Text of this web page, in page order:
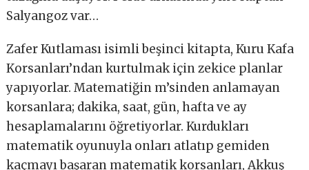
Salyangoz var…
Zafer Kutlaması isimli beşinci kitapta, Kuru Kafa
Korsanları’ndan kurtulmak için zekice planlar
yapıyorlar. Matematiğin m’sinden anlamayan
korsanlara; dakika, saat, gün, hafta ve ay
hesaplamalarını öğretiyorlar. Kurdukları
matematik oyunuyla onları atlatıp gemiden
kaçmayı başaran matematik korsanları, Akkuş